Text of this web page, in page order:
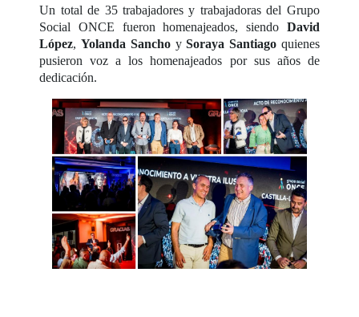
Un total de 35 trabajadores y trabajadoras del Grupo
Social ONCE fueron homenajeados, siendo David
López,Yolanda SanchoySoraya Santiagoquienes
pusieron voz a los homenajeados por sus años de
dedicación.